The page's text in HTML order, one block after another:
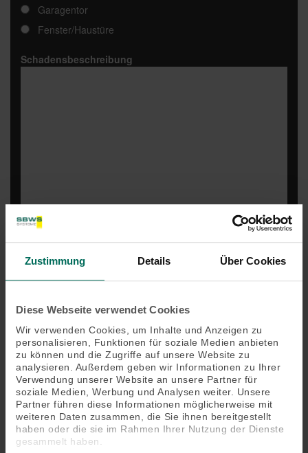
Zustimmung Details Über Cookies
Diese Webseite verwendet Cookies
Wir verwenden Cookies, um Inhalte und Anzeigen zu
personalisieren, Funktionen für soziale Medien anbieten
zu können und die Zugriffe auf unsere Website zu
analysieren. Außerdem geben wir Informationen zu Ihrer
Verwendung unserer Website an unsere Partner für
soziale Medien, Werbung und Analysen weiter. Unsere
Partner führen diese Informationen möglicherweise mit
weiteren Daten zusammen, die Sie ihnen bereitgestellt
haben oder die sie im Rahmen Ihrer Nutzung der Dienste
gesammelt haben.
Garagentor
Fenster/Haustüre
Schadensbeschreibung
ohne Balkon)